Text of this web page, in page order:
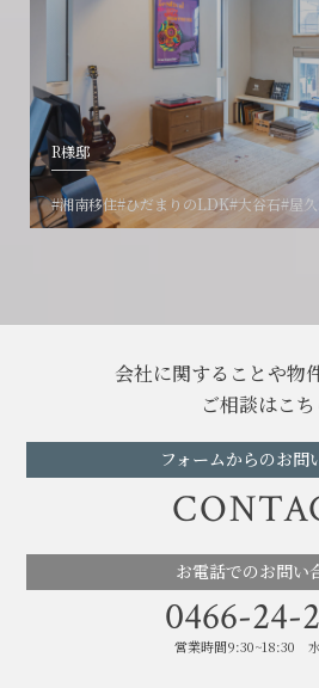
R様邸
#湘南移住#ひだまりのLDK#大谷石#屋
会社に関することや物
ご相談はこち
フォームからのお問
お電話でのお問い
0466-24-
営業時間9:30~18:30